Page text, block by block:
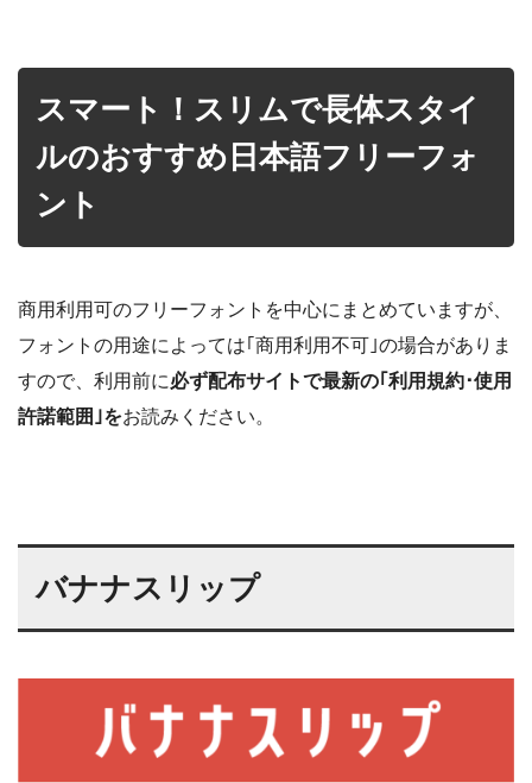
スマート！スリムで長体スタイ
ルのおすすめ日本語フリーフォ
ント
商用利用可のフリーフォントを中心にまとめていますが、
フォントの用途によっては｢商用利用不可｣の場合がありま
すので、利用前に必ず配布サイトで最新の｢利用規約･使用
許諾範囲｣をお読みください。
バナナスリップ